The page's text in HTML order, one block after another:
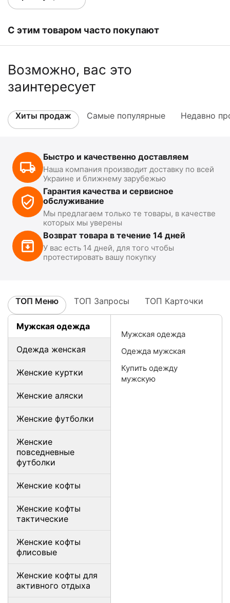
С этим товаром часто покупают
Возможно, вас это
заинтересует
Хиты продаж Самые популярные Недавно
Быстро и качественно доставляем
Наша компания производит доставку по всей
Украине и ближнему зарубежью
Гарантия качества и сервисное
обслуживание
Мы предлагаем только те товары, в качестве
которых мы уверены
Возврат товара в течение 14 дней
У вас есть 14 дней, для того чтобы
протестировать вашу покупку
ТОП Меню ТОП Запросы ТОП Карточки
Мужская одежда
Одежда женская
Женские куртки
Женские аляски
Женские футболки
Женские
повседневные
футболки
Женские кофты
Женские кофты
тактические
Женские кофты
флисовые
Женские кофты для
активного отдыха
Мужская одежда
Одежда мужская
Купить одежду
мужскую